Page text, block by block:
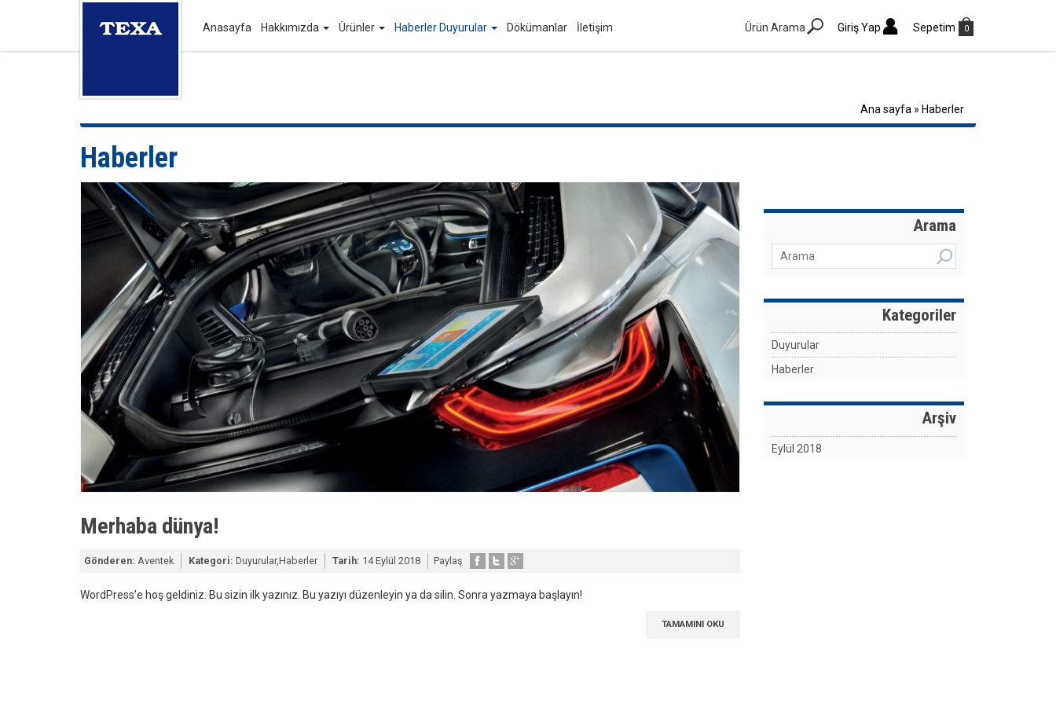
Anasayfa Hakkımızda Ürünler Haberler Duyurular Dökümanlar İletişim Sepetim 0
Giriş Yap
Ürün Arama
Ana sayfa » Haberler
Haberler
Merhaba dünya!
Gönderen: Aventek Kategori: Duyurular,Haberler Tarih: 14 Eylül 2018 Paylaş
WordPress’e hoş geldiniz. Bu sizin ilk yazınız. Bu yazıyı düzenleyin ya da silin. Sonra yazmaya başlayın!
TAMAMINI OKU
Arama
Arama
Kategoriler
Duyurular
Haberler
Arşiv
Eylül 2018